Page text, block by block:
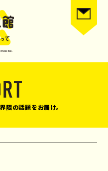
隈の話題をお届け。